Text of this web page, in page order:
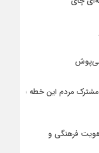
مردم این خطه با
فرهنگی و